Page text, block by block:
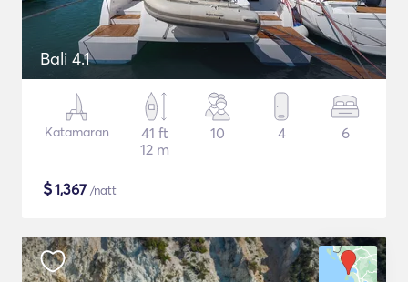
Bali 4.1
Katamaran
41 ft
12 m
10 4 6
$1,367 /natt